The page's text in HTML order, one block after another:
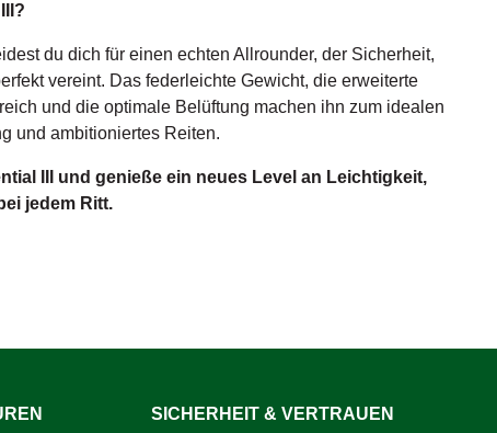
du dich für einen echten Allrounder, der Sicherheit,
vereint. Das federleichte Gewicht, die erweiterte
und die optimale Belüftung machen ihn zum idealen
und ambitioniertes Reiten.
III und genieße ein neues Level an Leichtigkeit,
jedem Ritt.
SICHERHEIT & VERTRAUEN